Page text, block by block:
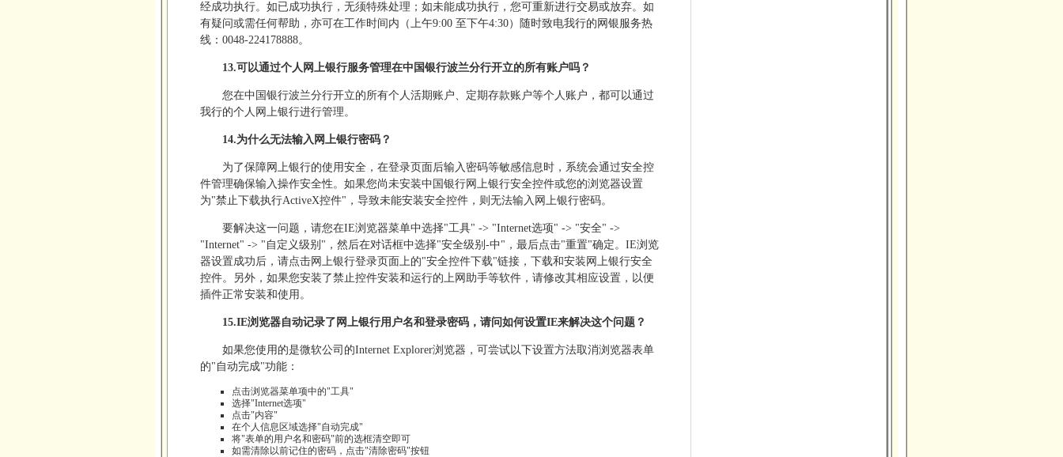
经成功执行。如已成功执行，无须特殊处理；如未能成功执行，您可重新进行交易或放弃。如
有疑问或需任何帮助，亦可在工作时间内（上午9:00 至下午4:30）随时致电我行的网银服务热
线：0048-224178888。
13.可以通过个人网上银行服务管理在中国银行波兰分行开立的所有账户吗？
您在中国银行波兰分行开立的所有个人活期账户、定期存款账户等个人账户，都可以通过
我行的个人网上银行进行管理。
14.为什么无法输入网上银行密码？
为了保障网上银行的使用安全，在登录页面后输入密码等敏感信息时，系统会通过安全控
件管理确保输入操作安全性。如果您尚未安装中国银行网上银行安全控件或您的浏览器设置
为"禁止下载执行ActiveX控件"，导致未能安装安全控件，则无法输入网上银行密码。
要解决这一问题，请您在IE浏览器菜单中选择"工具" -> "Internet选项" -> "安全" ->
"Internet" -> "自定义级别"，然后在对话框中选择"安全级别-中"，最后点击"重置"确定。IE浏览
器设置成功后，请点击网上银行登录页面上的"安全控件下载"链接，下载和安装网上银行安全
控件。另外，如果您安装了禁止控件安装和运行的上网助手等软件，请修改其相应设置，以便
插件正常安装和使用。
15.IE浏览器自动记录了网上银行用户名和登录密码，请问如何设置IE来解决这个问题？
如果您使用的是微软公司的Internet Explorer浏览器，可尝试以下设置方法取消浏览器表单
的"自动完成"功能：
点击浏览器菜单项中的"工具"
选择"Internet选项"
点击"内容"
在个人信息区域选择"自动完成"
将"表单的用户名和密码"前的选框清空即可
如需清除以前记住的密码，点击"清除密码"按钮